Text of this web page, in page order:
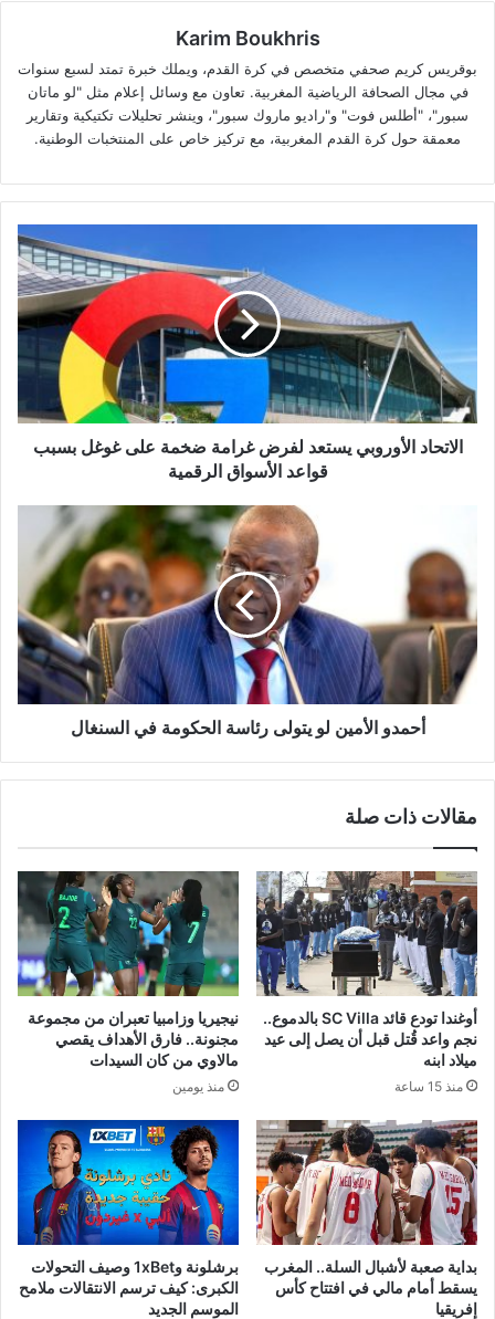
Karim Boukhris
بوقريس كريم صحفي متخصص في كرة القدم، ويملك خبرة تمتد لسبع سنوات
في مجال الصحافة الرياضية المغربية. تعاون مع وسائل إعلام مثل "لو ماتان
سبور"، "أطلس فوت" و"راديو ماروك سبور"، وينشر تحليلات تكتيكية وتقارير
معمقة حول كرة القدم المغربية، مع تركيز خاص على المنتخبات الوطنية.
ضخمة
على
غوغل
بسبب
قواعد
الاتحاد الأوروبي يستعد لفرض غرامة ضخمة على غوغل بسبب
قواعد الأسواق الرقمية
يتولى
رئاسة
الحكومة
في
السنغال
أحمدو الأمين لو يتولى رئاسة الحكومة في السنغال
مقالات ذات صلة
أوغندا تودع قائد SC Villa بالدموع..
نجم واعد قُتل قبل أن يصل إلى عيد
ميلاد ابنه
منذ 15 ساعة
نيجيريا وزامبيا تعبران من مجموعة
مجنونة.. فارق الأهداف يقصي
مالاوي من كان السيدات
منذ يومين
بداية صعبة لأشبال السلة.. المغرب
يسقط أمام مالي في افتتاح كأس
إفريقيا
برشلونة و1xBet وصيف التحولات
الكبرى: كيف ترسم الانتقالات ملامح
الموسم الجديد